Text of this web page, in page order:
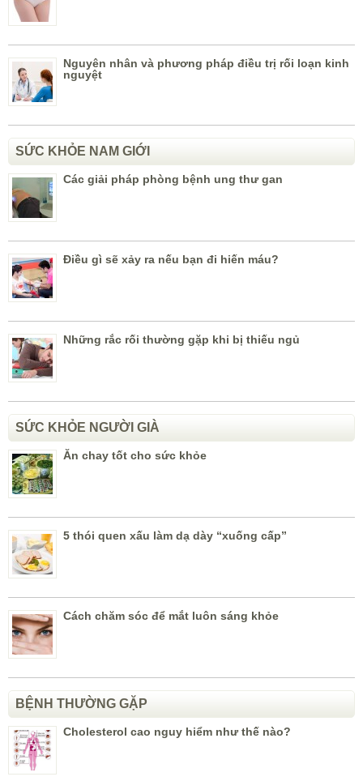
Nguyên nhân và phương pháp điều trị rối loạn kinh
nguyệt
SỨC KHỎE NAM GIỚI
Các giải pháp phòng bệnh ung thư gan
Điều gì sẽ xảy ra nếu bạn đi hiến máu?
Những rắc rối thường gặp khi bị thiếu ngủ
SỨC KHỎE NGƯỜI GIÀ
Ăn chay tốt cho sức khỏe
5 thói quen xấu làm dạ dày “xuống cấp”
Cách chăm sóc để mắt luôn sáng khỏe
BỆNH THƯỜNG GẶP
Cholesterol cao nguy hiểm như thế nào?